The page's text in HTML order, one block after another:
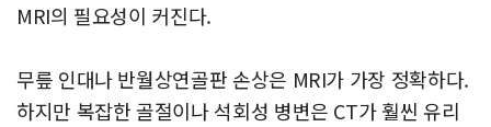
MRI의 필요성이 커진다.
무릎 인대나 반월상연골판 손상은 MRI가 가장 정확하다.
하지만 복잡한 골절이나 석회성 병변은 CT가 훨씬 유리